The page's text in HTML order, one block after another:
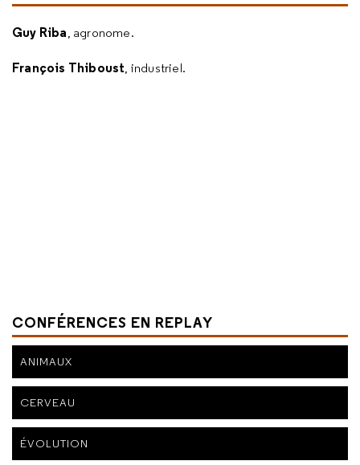
Guy Riba, agronome.
François Thiboust, industriel.
CONFÉRENCES EN REPLAY
ANIMAUX
CERVEAU
ÉVOLUTION